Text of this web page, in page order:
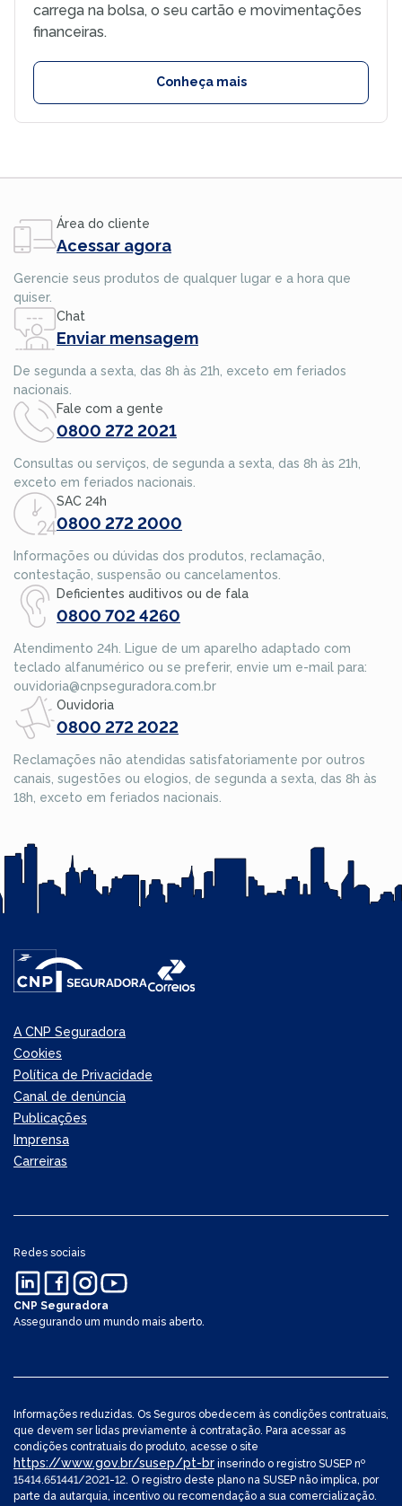
carrega na bolsa, o seu cartão e movimentações
financeiras.
Conheça mais
Área do cliente
Acessar agora
Gerencie seus produtos de qualquer lugar e a hora que
quiser.
Chat
Enviar mensagem
De segunda a sexta, das 8h às 21h, exceto em feriados
nacionais.
Fale com a gente
0800 272 2021
Consultas ou serviços, de segunda a sexta, das 8h às 21h,
exceto em feriados nacionais.
SAC 24h
0800 272 2000
Informações ou dúvidas dos produtos, reclamação,
contestação, suspensão ou cancelamentos.
Deficientes auditivos ou de fala
0800 702 4260
Atendimento 24h. Ligue de um aparelho adaptado com
teclado alfanumérico ou se preferir, envie um e-mail para:
ouvidoria@cnpseguradora.com.br
Ouvidoria
0800 272 2022
Reclamações não atendidas satisfatoriamente por outros
canais, sugestões ou elogios, de segunda a sexta, das 8h às
18h, exceto em feriados nacionais.
A CNP Seguradora
Cookies
Política de Privacidade
Canal de denúncia
Publicações
Imprensa
Carreiras
CNP Seguradora
Assegurando um mundo mais aberto.
Redes sociais
Informações reduzidas. Os Seguros obedecem às condições contratuais,
que devem ser lidas previamente à contratação. Para acessar as
condições contratuais do produto, acesse o site
https://www.gov.br/susep/pt-br inserindo o registro SUSEP nº
15414.651441/2021-12. O registro deste plano na SUSEP não implica, por
parte da autarquia, incentivo ou recomendação a sua comercialização.